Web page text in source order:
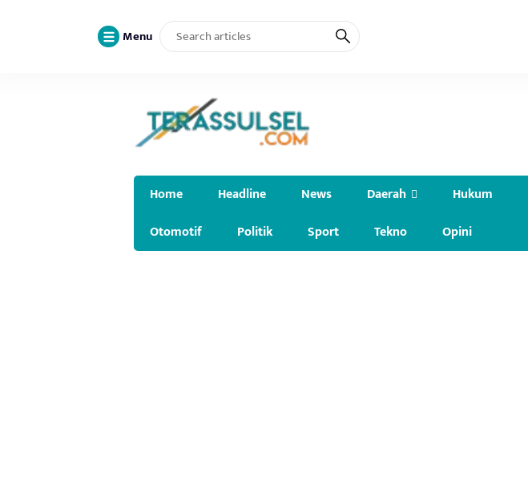
Menu
Home Headline News Daerah Hukum
Otomotif
Politik Sport Tekno Opini